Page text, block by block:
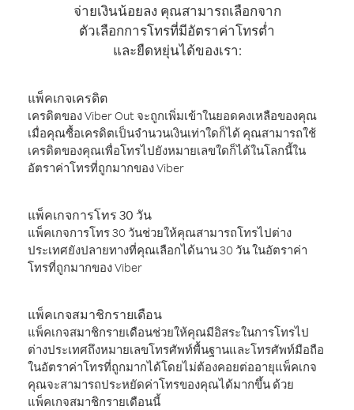
จ่ายเงินน้อยลง คุณสามารถเลือกจาก
ตัวเลือกการโทรที่มีอัตราค่าโทรต่ำ
และยืดหยุ่นได้ของเรา:
แพ็คเกจเครดิต
เครดิตของ Viber Out จะถูกเพิ่มเข้าในยอดคงเหลือของคุณ
เมื่อคุณซื้อเครดิตเป็นจำนวนเงินเท่าใดก็ได้ คุณสามารถใช้
เครดิตของคุณเพื่อโทรไปยังหมายเลขใดก็ได้ในโลกนี้ใน
อัตราค่าโทรที่ถูกมากของ Viber
แพ็คเกจการโทร 30 วัน
แพ็คเกจการโทร 30 วันช่วยให้คุณสามารถโทรไปต่าง
ประเทศยังปลายทางที่คุณเลือกได้นาน 30 วัน ในอัตราค่า
โทรที่ถูกมากของ Viber
แพ็คเกจสมาชิกรายเดือน
แพ็คเกจสมาชิกรายเดือนช่วยให้คุณมีอิสระในการโทรไป
ต่างประเทศถึงหมายเลขโทรศัพท์พื้นฐานและโทรศัพท์มือถือ
ในอัตราค่าโทรที่ถูกมากได้โดยไม่ต้องคอยต่ออายุแพ็คเกจ
คุณจะสามารถประหยัดค่าโทรของคุณได้มากขึ้น ด้วย
แพ็คเกจสมาชิกรายเดือนนี้